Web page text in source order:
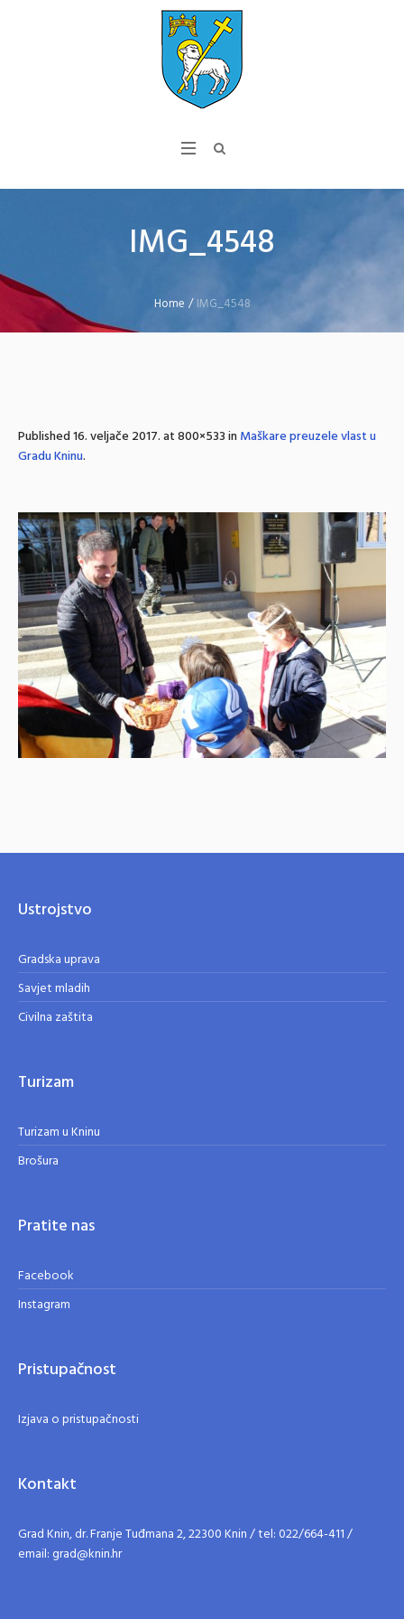
IMG_4548
Home /IMG_4548
Published16. veljače 2017.at 800×533 inMaškare preuzele vlast u
Gradu Kninu.
Ustrojstvo
Gradska uprava
Savjet mladih
Civilna zaštita
Turizam
Turizam u Kninu
Brošura
Pratite nas
Facebook
Instagram
Pristupačnost
Izjava o pristupačnosti
Kontakt
Grad Knin, dr. Franje Tuđmana 2, 22300 Knin / tel: 022/664-411 /
email: grad@knin.hr